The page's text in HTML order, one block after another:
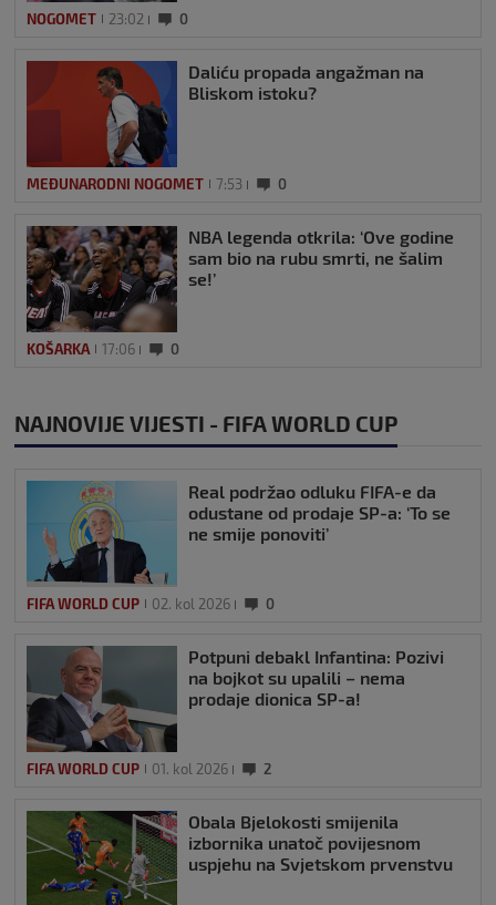
NOGOMET 23:02 0
Daliću propada angažman na
Bliskom istoku?
MEĐUNARODNI NOGOMET 7:53 0
NBA legenda otkrila: ‘Ove godine
sam bio na rubu smrti, ne šalim
se!’
KOŠARKA 17:06 0
NAJNOVIJE VIJESTI - FIFA WORLD CUP
Real podržao odluku FIFA-e da
odustane od prodaje SP-a: ‘To se
ne smije ponoviti’
FIFA WORLD CUP 02. kol 2026 0
Potpuni debakl Infantina: Pozivi
na bojkot su upalili – nema
prodaje dionica SP-a!
FIFA WORLD CUP 01. kol 2026 2
Obala Bjelokosti smijenila
izbornika unatoč povijesnom
uspjehu na Svjetskom prvenstvu